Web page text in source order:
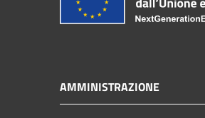
AMMINISTRAZIONE